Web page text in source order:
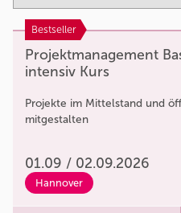
Bestseller
Projektmanagement
intensiv Kurs
Projekte im Mittelstand und
mitgestalten
01.09 / 02.09.2026
Hannover